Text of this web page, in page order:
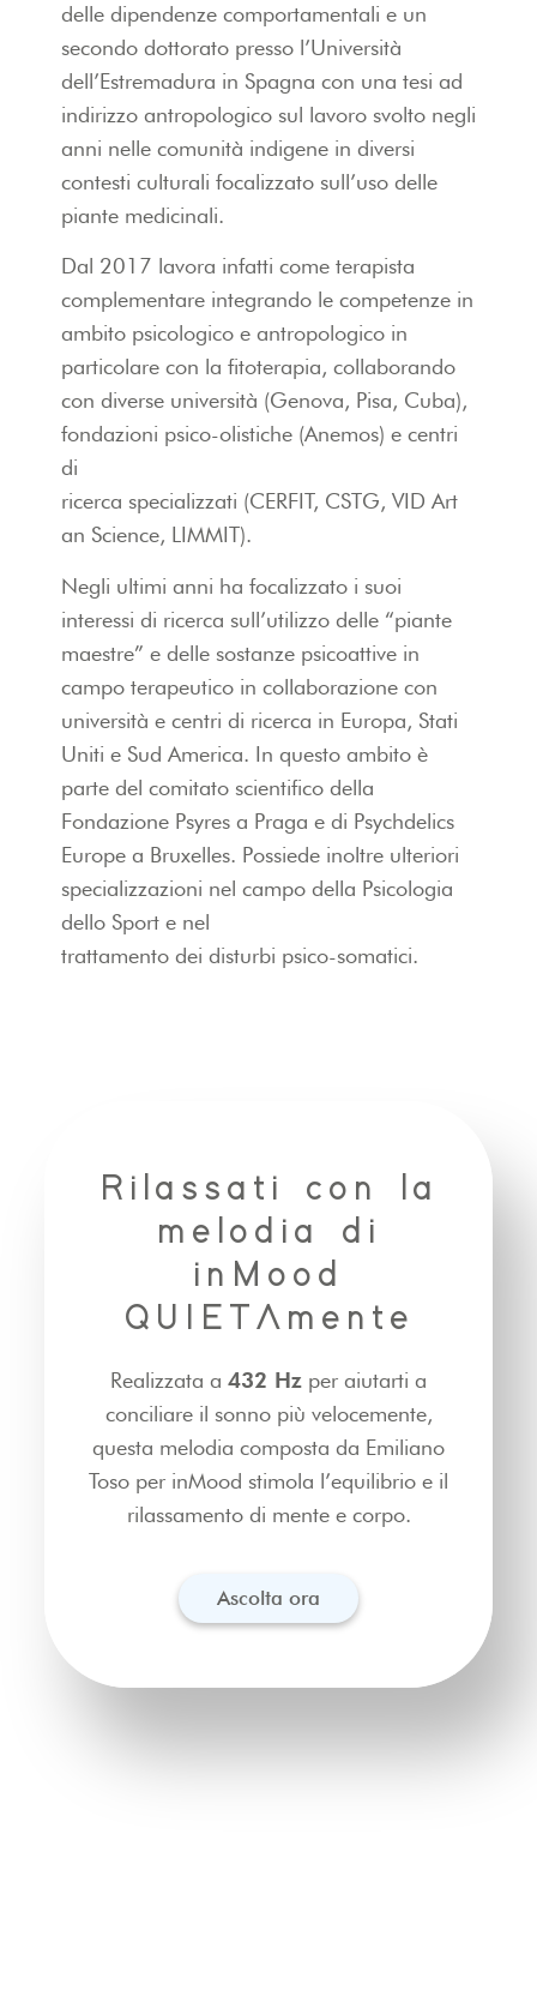
delle dipendenze comportamentali e un
secondo dottorato presso l’Università
dell’Estremadura in Spagna con una tesi ad
indirizzo antropologico sul lavoro svolto negli
anni nelle comunità indigene in diversi
contesti culturali focalizzato sull’uso delle
piante medicinali.
Dal 2017 lavora infatti come terapista
complementare integrando le competenze in
ambito psicologico e antropologico in
particolare con la fitoterapia, collaborando
con diverse università (Genova, Pisa, Cuba),
fondazioni psico-olistiche (Anemos) e centri
di
ricerca specializzati (CERFIT, CSTG, VID Art
an Science, LIMMIT).
Negli ultimi anni ha focalizzato i suoi
interessi di ricerca sull’utilizzo delle “piante
maestre” e delle sostanze psicoattive in
campo terapeutico in collaborazione con
università e centri di ricerca in Europa, Stati
Uniti e Sud America. In questo ambito è
parte del comitato scientifico della
Fondazione Psyres a Praga e di Psychdelics
Europe a Bruxelles. Possiede inoltre ulteriori
specializzazioni nel campo della Psicologia
dello Sport e nel
trattamento dei disturbi psico-somatici.
Rilassati con la
melodia di
inMood
QUIETAmente
Realizzata a 432 Hz per aiutarti a
conciliare il sonno più velocemente,
questa melodia composta da Emiliano
Toso per inMood stimola l’equilibrio e il
rilassamento di mente e corpo.
Ascolta ora